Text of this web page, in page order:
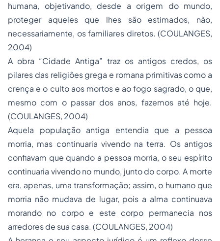
humana, objetivando, desde a origem do mundo,
proteger aqueles que lhes são estimados, não,
necessariamente, os familiares diretos. (COULANGES,
2004)
A obra “Cidade Antiga” traz os antigos credos, os
pilares das religiões grega e romana primitivas como a
crença e o culto aos mortos e ao fogo sagrado, o que,
mesmo com o passar dos anos, fazemos até hoje.
(COULANGES, 2004)
Aquela população antiga entendia que a pessoa
morria, mas continuaria vivendo na terra. Os antigos
confiavam que quando a pessoa morria, o seu espírito
continuaria vivendo no mundo, junto do corpo. A morte
era, apenas, uma transformação; assim, o humano que
morria não mudava de lugar, pois a alma continuava
morando no corpo e este corpo permanecia nos
arredores de sua casa. (COULANGES, 2004)